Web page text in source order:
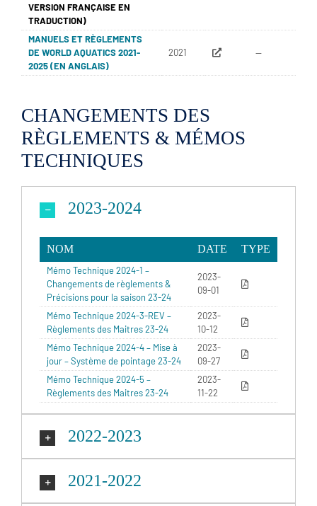
VERSION FRANÇAISE EN
TRADUCTION)
MANUELS ET RÈGLEMENTS
DE WORLD AQUATICS 2021-
2025 (EN ANGLAIS)
2021 —
CHANGEMENTS DES
RÈGLEMENTS & MÉMOS
TECHNIQUES
2023-2024
NOM DATE TYPE
Mémo Technique 2024-1 –
Changements de règlements &
Précisions pour la saison 23-24
2023-
09-01
Mémo Technique 2024-3-REV –
Règlements des Maitres 23-24
2023-
10-12
Mémo Technique 2024-4 – Mise à
jour – Système de pointage 23-24
2023-
09-27
Mémo Technique 2024-5 –
Règlements des Maitres 23-24
2023-
11-22
2022-2023
2021-2022